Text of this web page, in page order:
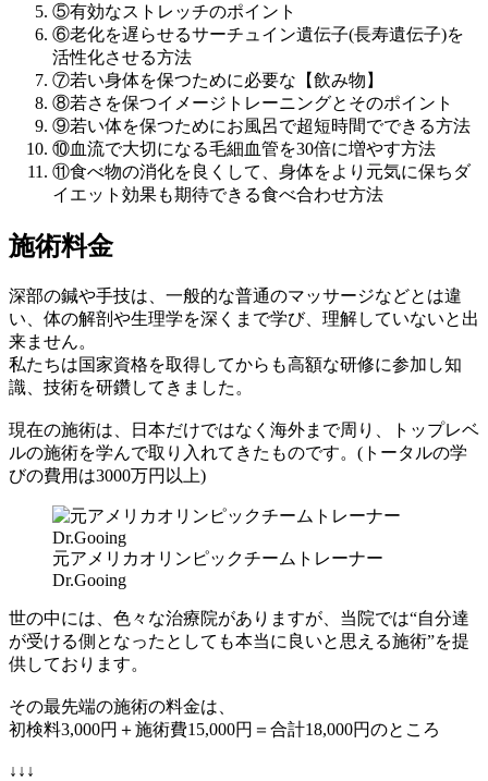
⑤有効なストレッチのポイント
⑥老化を遅らせるサーチュイン遺伝子(長寿遺伝子)を
活性化させる方法
⑦若い身体を保つために必要な【飲み物】
⑧若さを保つイメージトレーニングとそのポイント
⑨若い体を保つためにお風呂で超短時間でできる方法
⑩血流で大切になる毛細血管を30倍に増やす方法
⑪食べ物の消化を良くして、身体をより元気に保ちダ
イエット効果も期待できる食べ合わせ方法
施術料金
深部の鍼や手技は、一般的な普通のマッサージなどとは違
い、体の解剖や生理学を深くまで学び、理解していないと出
来ません。
私たちは国家資格を取得してからも高額な研修に参加し知
識、技術を研鑽してきました。
現在の施術は、日本だけではなく海外まで周り、トップレベ
ルの施術を学んで取り入れてきたものです。(トータルの学
びの費用は3000万円以上)
元アメリカオリンピックチームトレーナー
Dr.Gooing
世の中には、色々な治療院がありますが、当院では“自分達
が受ける側となったとしても本当に良いと思える施術”を提
供しております。
その最先端の施術の料金は、
初検料3,000円＋施術費15,000円＝合計18,000円のところ
↓↓↓